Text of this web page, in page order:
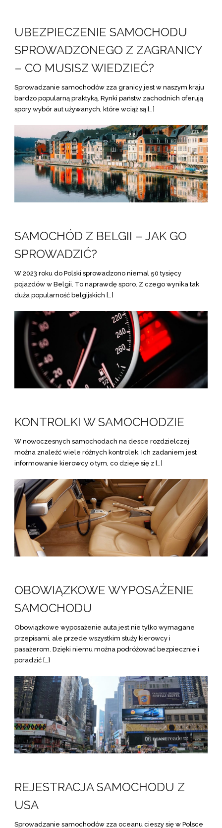
UBEZPIECZENIE SAMOCHODU
SPROWADZONEGO Z ZAGRANICY
– CO MUSISZ WIEDZIEĆ?
Sprowadzanie samochodów zza granicy jest w naszym kraju
bardzo popularną praktyką. Rynki państw zachodnich oferują
spory wybór aut używanych, które wciąż są […]
SAMOCHÓD Z BELGII – JAK GO
SPROWADZIĆ?
W 2023 roku do Polski sprowadzono niemal 50 tysięcy
pojazdów w Belgii. To naprawdę sporo. Z czego wynika tak
duża popularność belgijskich […]
KONTROLKI W SAMOCHODZIE
W nowoczesnych samochodach na desce rozdzielczej
można znaleźć wiele różnych kontrolek. Ich zadaniem jest
informowanie kierowcy o tym, co dzieje się z […]
OBOWIĄZKOWE WYPOSAŻENIE
SAMOCHODU
Obowiązkowe wyposażenie auta jest nie tylko wymagane
przepisami, ale przede wszystkim służy kierowcy i
pasażerom. Dzięki niemu można podróżować bezpiecznie i
poradzić […]
REJESTRACJA SAMOCHODU Z
USA
Sprowadzanie samochodów zza oceanu cieszy się w Polsce